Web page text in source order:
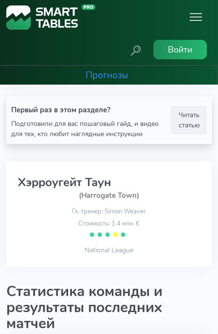
Войти
Прогнозы
Первый раз в этом разделе?
Подготовили для вас пошаговый гайд, и видео
для тех, кто любит наглядные инструкции
Читать
статью
Хэрроугейт Таун
(Harrogate Town)
Гл. тренер: Simon Weaver
Стоимость: 1.4 млн. €
⬤ ⬤ ⬤ ⬤ ⬤
National League
Статистика команды и
результаты последних
матчей